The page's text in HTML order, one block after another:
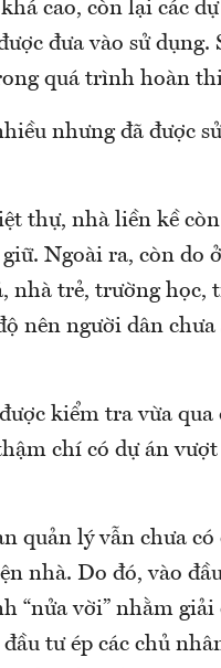
cao, còn lại các
đưa vào sử dụng.
quá trình hoàn
nhưng đã được
thự, nhà liền kề
Ngoài ra, còn do
nhà trẻ, trường học,
nên người dân chưa
kiểm tra vừa qua
chí có dự án vượt
quản lý vẫn chưa có
nhà. Do đó, vào
“nửa vời” nhằm
tư ép các chủ